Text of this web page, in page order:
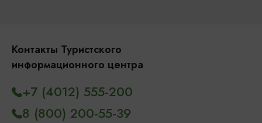
Контакты Туристского
информационного центра
+7 (4012) 555-200
8 (800) 200-55-39